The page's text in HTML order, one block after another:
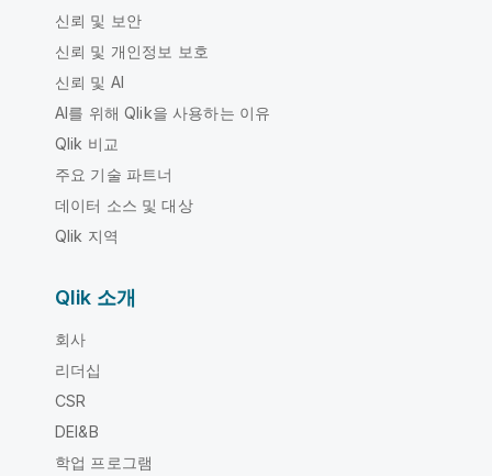
신뢰 및 보안
신뢰 및 개인정보 보호
신뢰 및 AI
AI를 위해 Qlik을 사용하는 이유
Qlik 비교
주요 기술 파트너
데이터 소스 및 대상
Qlik 지역
Qlik 소개
회사
리더십
CSR
DEI&B
학업 프로그램